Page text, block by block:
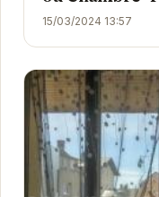
15/03/2024 13:57